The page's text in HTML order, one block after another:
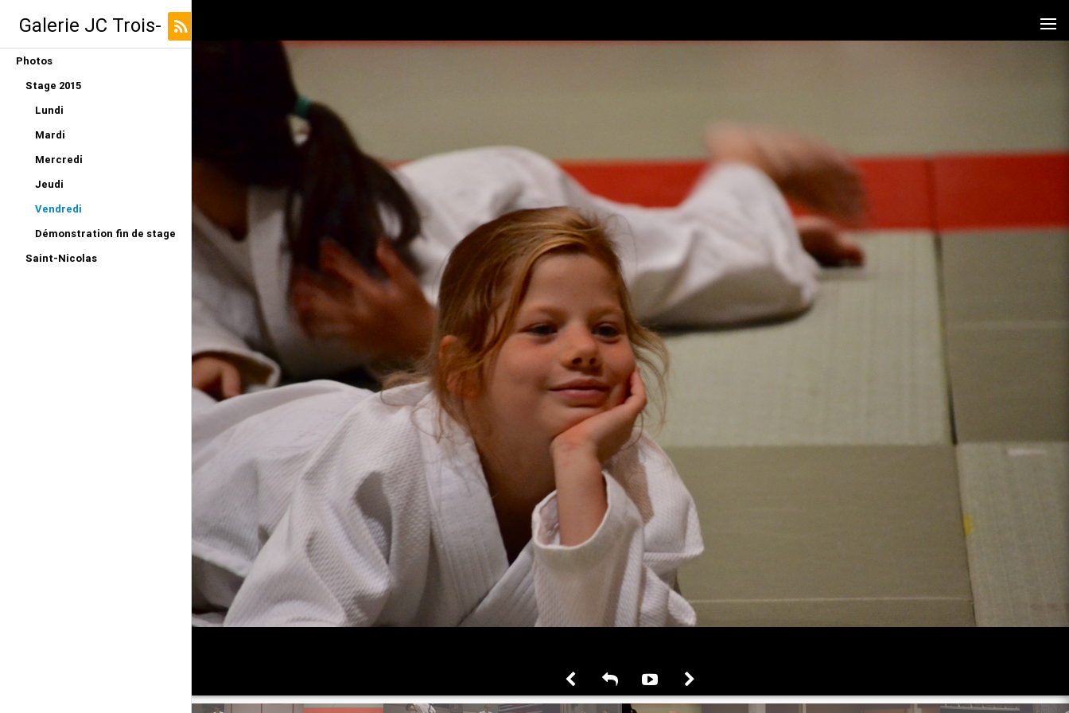
Galerie JC Trois-
Ponts
Photos
Stage 2015
Lundi
Mardi
Mercredi
Jeudi
Vendredi
Démonstration fin de stage
Saint-Nicolas